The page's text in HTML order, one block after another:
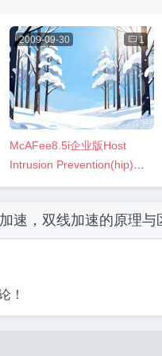
2009-09-30  1
McAFee8.5i企业版Host
Intrusion Prevention(hip)安
速，双线加速的原理与
！